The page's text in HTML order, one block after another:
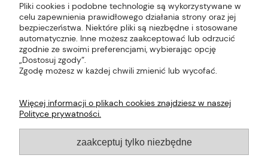
Plus Market Sp. z o.o. | Zakręcie 2K, 22-300
Krasnystaw, woj. lubelskie | sklep@plus-market.pl
| tel: 607 770 953 | NIP: 5170405164
O FIRMIE
Pliki cookies i podobne technologie są wykorzystywane w
celu zapewnienia prawidłowego działania strony oraz jej
bezpieczeństwa. Niektóre pliki są niezbędne i stosowane
automatycznie. Inne możesz zaakceptować lub odrzucić
zgodnie ze swoimi preferencjami, wybierając opcję
„Dostosuj zgody”.
Zgodę możesz w każdej chwili zmienić lub wycofać.
Więcej informacji o plikach cookies znajdziesz w naszej
Polityce prywatności.
zaakceptuj tylko niezbędne